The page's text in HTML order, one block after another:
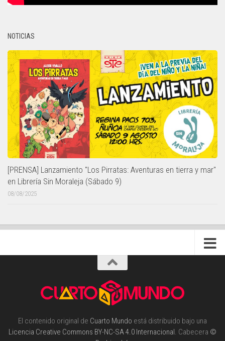
NOTICIAS
[PRENSA] Lanzamiento "Los Pirratas: Aventuras en tierra y mar"
en Librería Sin Moraleja (Sábado 9)
08/08/2025
El contenido original de Cuarto Mundo está distribuido bajo una
Licencia Creative Commons BY-NC-SA 4.0 Internacional. Cabecera ©